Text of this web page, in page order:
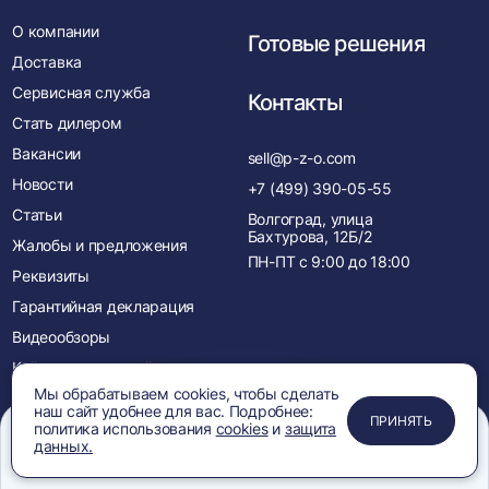
ПРИМЕНИТЬ
ЗАКРЫТЬ
ЗАКРЫТЬ
ЗАКРЫТЬ
Мы обрабатываем cookies, чтобы сделать
наш сайт удобнее для вас. Подробнее:
политика использования cookiesи защита
данных.
ПРИНЯТЬ
О компании
Доставка
Сервисная служба
Стать дилером
Вакансии
Новости
Статьи
Жалобы и предложения
Реквизиты
Гарантийная декларация
Видеообзоры
Кейсы покупателей
Лицензии и сертификаты
Менеджеры
Акции
Готовые решения
Контакты
sell@p-z-o.com
+7 (499) 390-05-55
Волгоград, улица
Бахтурова, 12Б/2
ПН-ПТ с 9:00 до 18:00